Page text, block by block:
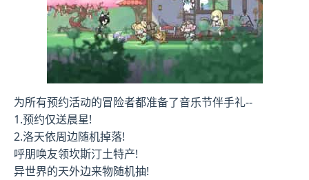
为所有预约活动的冒险者都准备了音乐节伴手礼--
1.预约仅送晨星!
2.洛天依周边随机掉落!
呼朋唤友领坎斯汀土特产!
异世界的天外边来物随机抽!